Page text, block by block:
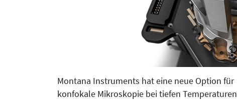
Montana Instruments hat eine neue Option für
konfokale Mikroskopie bei tiefen Temperaturen